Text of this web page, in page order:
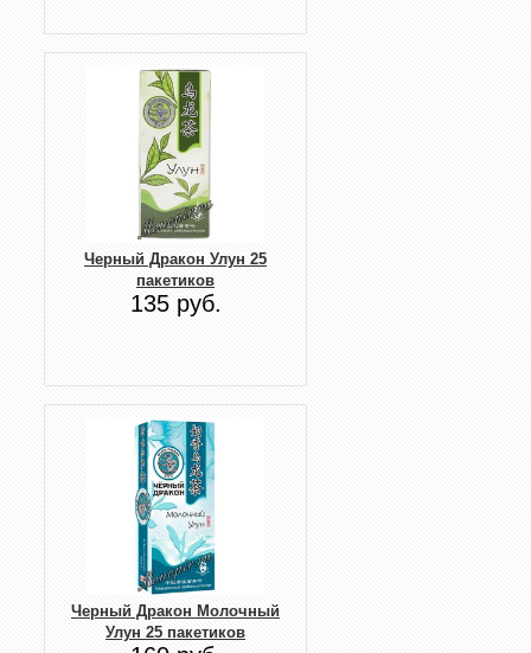
Черный Дракон Улун 25
пакетиков
135 руб.
Черный Дракон Молочный
Улун 25 пакетиков